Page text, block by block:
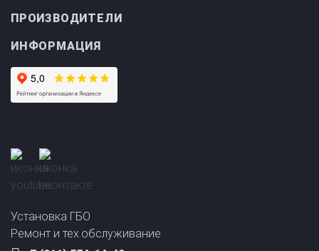
ПРОИЗВОДИТЕЛИ
ИНФОРМАЦИЯ
Установка ГБО
Ремонт и тех.обслуживание